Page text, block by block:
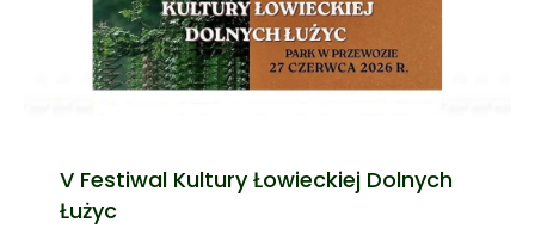
V Festiwal Kultury Łowieckiej Dolnych
Łużyc